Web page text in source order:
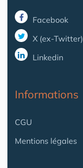
Facebook
X (ex-Twitter)
Linkedin
Informations
CGU
Mentions légales